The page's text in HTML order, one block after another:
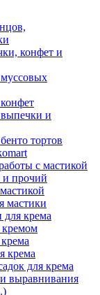
конфет и
и
тортов
с мастикой
и прочий
мастики
крема
кремом
крема
для крема
выравнивания